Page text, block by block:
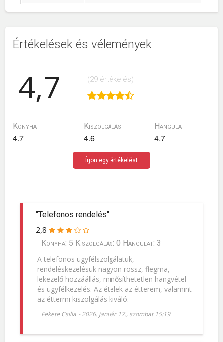
Értékelések és vélemények
4,7 (29 értékelés)
Konyha
4.7
Kiszolgálás
4.6
Hangulat
4.7
Írjon egy értékelést
"Telefonos rendelés"
2,8
Konyha: 5 Kiszolgálás: 0 Hangulat: 3
A telefonos ügyfélszolgálatuk,
rendeléskezelésük nagyon rossz, flegma,
lekezelő hozzáállás, minősíthetetlen hangvétel
és ügyfélkezelés. Az ételek az étterem, valamint
az éttermi kiszolgálás kiváló.
Fekete Csilla -2026. január 17., szombat 15:19